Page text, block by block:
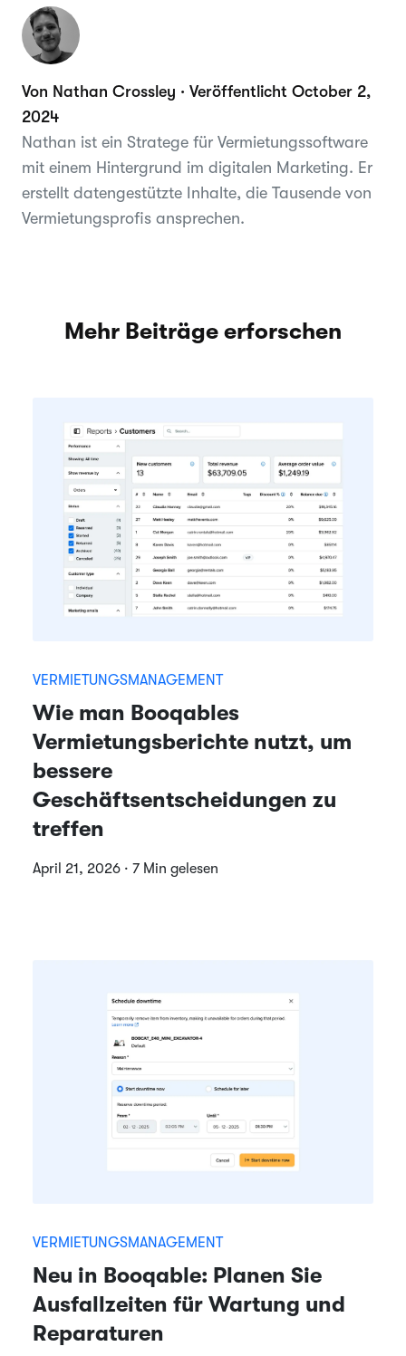
Von Nathan Crossley · Veröffentlicht October 2,
2024
Nathan ist ein Stratege für Vermietungssoftware
mit einem Hintergrund im digitalen Marketing. Er
erstellt datengestützte Inhalte, die Tausende von
Vermietungsprofis ansprechen.
Mehr Beiträge erforschen
VERMIETUNGSMANAGEMENT
Wie man Booqables
Vermietungsberichte nutzt, um
bessere
Geschäftsentscheidungen zu
treffen
April 21, 2026 · 7 Min gelesen
VERMIETUNGSMANAGEMENT
Neu in Booqable: Planen Sie
Ausfallzeiten für Wartung und
Reparaturen